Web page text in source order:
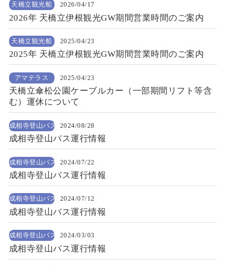
天橋立観光船 2026/04/17
2026年 天橋立伊根観光GW期間営業時間のご案内
天橋立観光船 2025/04/23
2025年 天橋立伊根観光GW期間営業時間のご案内
アマテラス 2025/04/23
天橋立傘松公園ケーブルカー（一部期間リフト等含
む）運休について
成相寺登山バス 2024/08/28
成相寺登山バス運行情報
成相寺登山バス 2024/07/22
成相寺登山バス運行情報
成相寺登山バス 2024/07/12
成相寺登山バス運行情報
成相寺登山バス 2024/03/03
成相寺登山バス運行情報